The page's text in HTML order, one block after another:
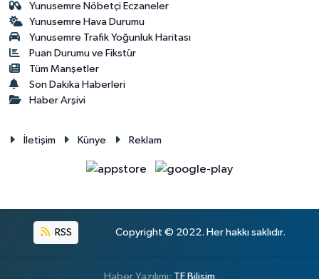
Yunusemre Nöbetçi Eczaneler
Yunusemre Hava Durumu
Yunusemre Trafik Yoğunluk Haritası
Puan Durumu ve Fikstür
Tüm Manşetler
Son Dakika Haberleri
Haber Arşivi
İletişim Künye Reklam
RSS Copyright © 2022. Her hakkı saklıdır.
Haber Yazılımı: TE Bilişim